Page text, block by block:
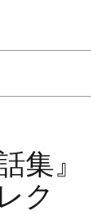
集』
ク